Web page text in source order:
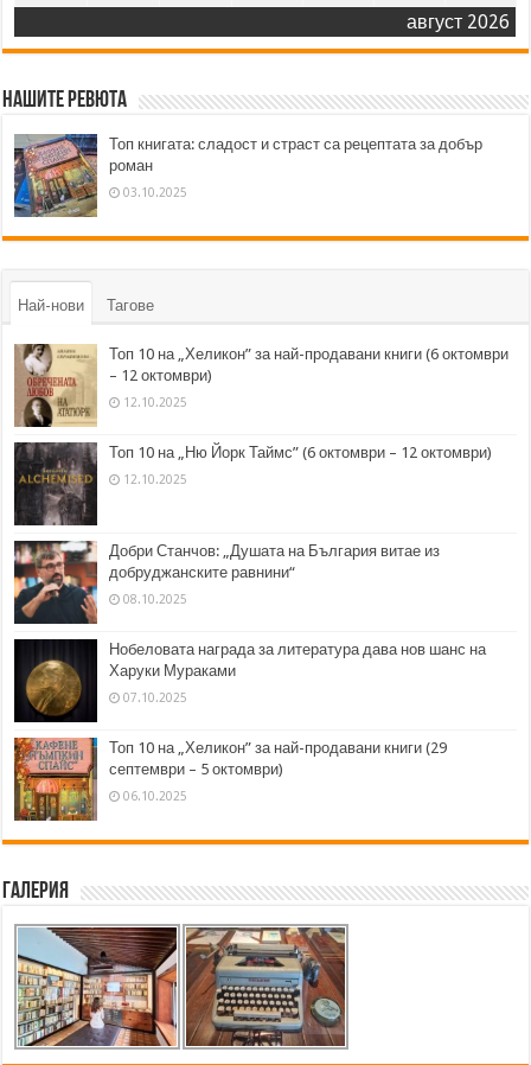
август 2026
Нашите ревюта
Топ книгата: сладост и страст са рецептата за добър
роман
03.10.2025
Най-нови Тагове
Топ 10 на „Хеликон” за най-продавани книги (6 октомври
– 12 октомври)
12.10.2025
Топ 10 на „Ню Йорк Таймс” (6 октомври – 12 октомври)
12.10.2025
Добри Станчов: „Душата на България витае из
добруджанските равнини“
08.10.2025
Нобеловата награда за литература дава нов шанс на
Харуки Мураками
07.10.2025
Топ 10 на „Хеликон” за най-продавани книги (29
септември – 5 октомври)
06.10.2025
Галерия